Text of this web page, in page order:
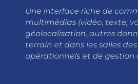
Une interface riche de
multimédias (vidéo, texte,
géolocalisation, autres
terrain et dans les salles
opérationnels et de gestion